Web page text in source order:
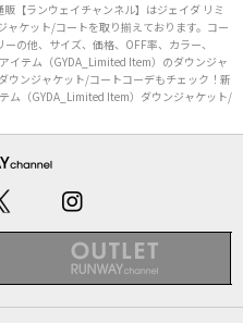
【ランウェイチャンネル】はジェイダ リミ
ケット/コートを取り揃えております。コー
の他、サイズ、価格、OFF率、カラー、
イテム（GYDA_Limited Item）のダウンジャ
ウンジャケット/コートコーデもチェック！新
ム（GYDA_Limited Item）ダウンジャケット/